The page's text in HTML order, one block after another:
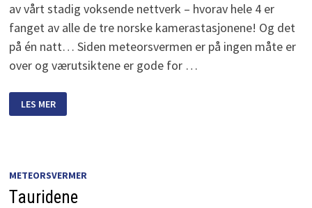
av vårt stadig voksende nettverk – hvorav hele 4 er
fanget av alle de tre norske kamerastasjonene! Og det
på én natt… Siden meteorsvermen er på ingen måte er
over og værutsiktene er gode for …
KLAFF
MED
LES MER
METEORSVERMER
Tauridene